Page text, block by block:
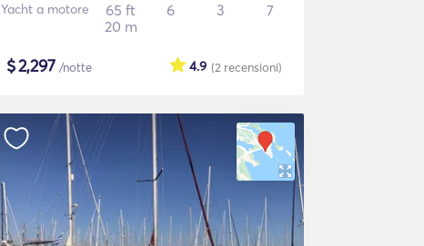
Yacht a motore
65 ft
20 m
6 3 7
$2,297 /notte (2 recensioni)
4.9